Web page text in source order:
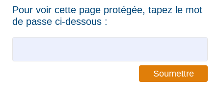
Pour voir cette page protégée, tapez le mot
de passe ci-dessous :
Soumettre